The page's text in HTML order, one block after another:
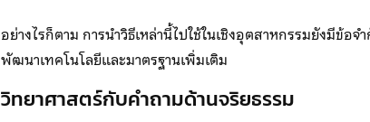
อย่างไรก็ตาม การนำวิธีเหล่านี้ไปใช้ในเชิงอุตสาหกรรมยังมีข้
พัฒนาเทคโนโลยีและมาตรฐานเพิ่มเติม
วิทยาศาสตร์กับคำถามด้านจริยธรรม